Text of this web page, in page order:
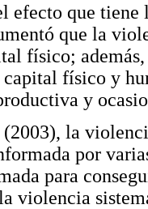
efecto que
que la
físico;
físico y
y
la
por
para
violencia